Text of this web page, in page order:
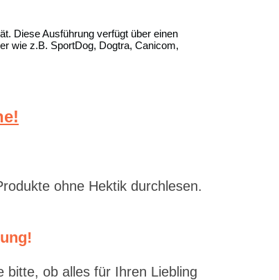
Diese Ausführung verfügt über einen
wie z.B. SportDog, Dogtra, Canicom,
ohne Hektik durchlesen.
bitte, ob alles für Ihren Liebling